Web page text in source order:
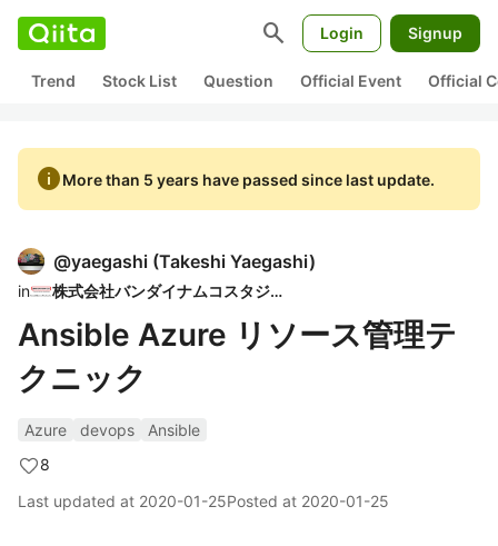
search Login Signup
Trend Stock List Question Official Event Official
infoMore than 5 years have passed since last update.
@yaegashi (Takeshi Yaegashi)
in 株式会社バンダイナムコスタジオ
Ansible Azure リソース管理テ
クニック
Azure devops
Ansible
8
Last updated at 2020-01-25Posted at 2020-01-25